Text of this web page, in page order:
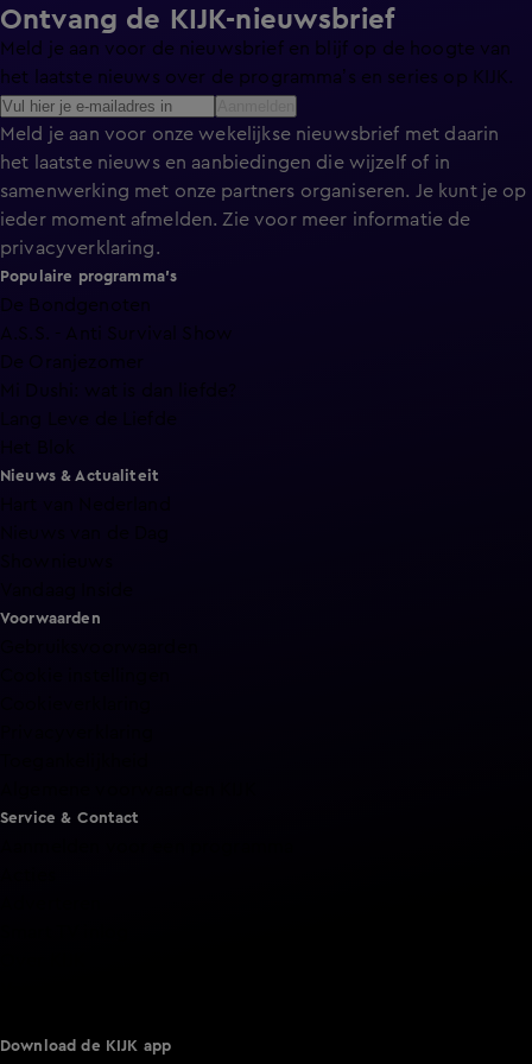
Ontvang de KIJK-nieuwsbrief
Meld je aan voor de nieuwsbrief en blijf op de hoogte van
het laatste nieuws over de programma’s en series op KIJK.
Meld je aan voor onze wekelijkse nieuwsbrief met daarin
het laatste nieuws en aanbiedingen die wijzelf of in
samenwerking met onze partners organiseren. Je kunt je op
ieder moment afmelden. Zie voor meer informatie de
privacyverklaring.
Populaire programma's
De Bondgenoten
A.S.S. - Anti Survival Show
De Oranjezomer
Mi Dushi: wat is dan liefde?
Nieuws & Actualiteit
Voorwaarden
Service & Contact
Download de KIJK app